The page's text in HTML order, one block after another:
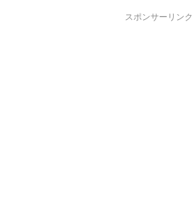
スポンサーリンク